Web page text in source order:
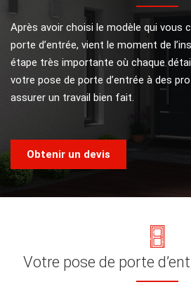
Après avoir choisi le modèle qui vous
porte d’entrée, vient le moment de
étape très importante où chaque
votre pose de porte d’entrée à des
assurer un travail bien fait.
Obtenir un devis
Votre pose de porte